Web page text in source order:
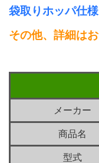
袋取りホッパ仕
その他、詳細は
メーカー
商品名
型式